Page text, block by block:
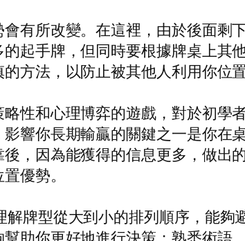
有所改變。在這裡，由於後面
起手牌，但同時要根據牌桌上
方法，以防止被其他人利用你位置
性和心理博弈的遊戲，對於初
響你長期輸贏的關鍵之一是你
，因為能獲得的信息更多，做
優勢。
解牌型從大到小的排列順序，能